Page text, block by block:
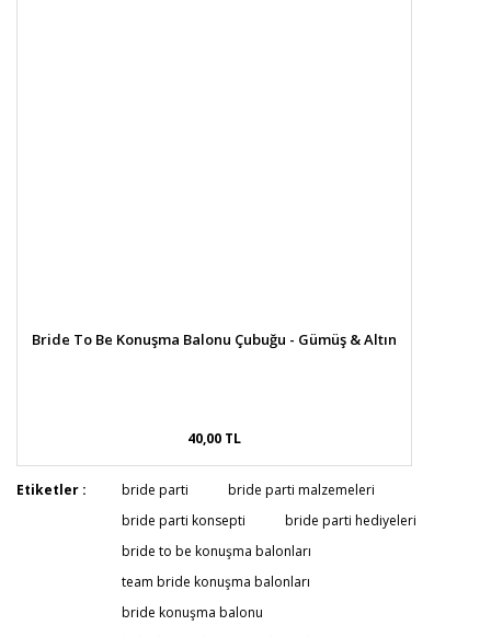
Bride To Be Konuşma Balonu Çubuğu - Gümüş & Altın
40,00 TL
Etiketler : bride parti
bride parti malzemeleri
bride parti konsepti
bride parti hediyeleri
bride to be konuşma balonları
team bride konuşma balonları
bride konuşma balonu